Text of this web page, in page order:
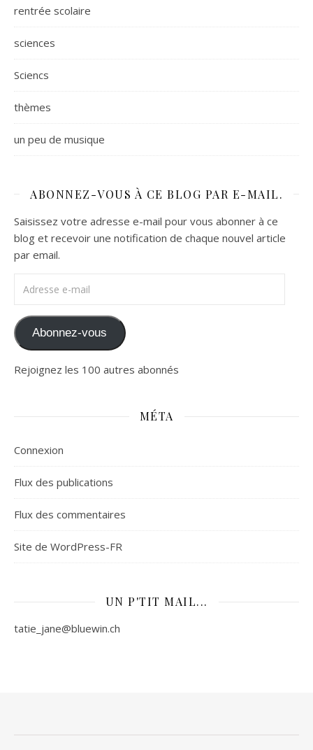
rentrée scolaire
sciences
Sciencs
thèmes
un peu de musique
ABONNEZ-VOUS À CE BLOG PAR E-MAIL.
Saisissez votre adresse e-mail pour vous abonner à ce
blog et recevoir une notification de chaque nouvel article
par email.
Abonnez-vous
Rejoignez les 100 autres abonnés
MÉTA
Connexion
Flux des publications
Flux des commentaires
Site de WordPress-FR
UN P'TIT MAIL...
tatie_jane@bluewin.ch